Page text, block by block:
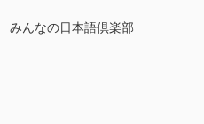
みんなの日本語倶楽部